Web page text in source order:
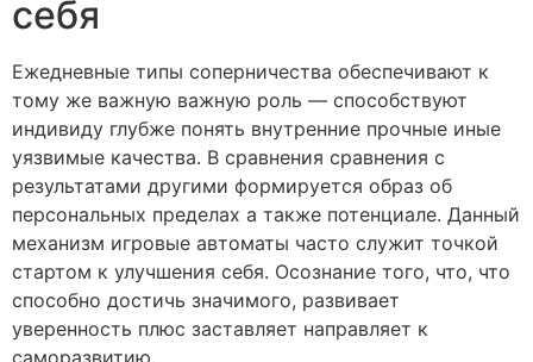
себя
Ежедневные типы соперничества обеспечивают к
тому же важную важную роль — способствуют
индивиду глубже понять внутренние прочные иные
уязвимые качества. В сравнения сравнения с
результатами другими формируется образ об
персональных пределах а также потенциале. Данный
механизм игровые автоматы часто служит точкой
стартом к улучшения себя. Осознание того, что, что
способно достичь значимого, развивает
уверенность плюс заставляет направляет к
саморазвитию.